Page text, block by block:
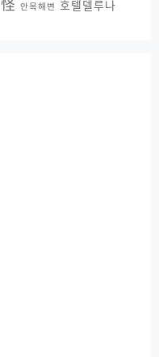
안목해변 호텔델루나